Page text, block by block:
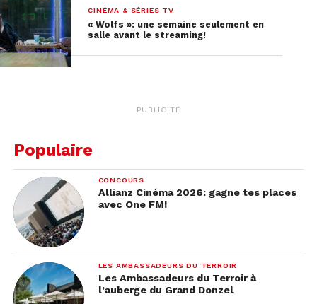
CINÉMA & SÉRIES TV
« Wolfs »: une semaine seulement en
salle avant le streaming!
PUBLICITÉ
Populaire
CONCOURS
Allianz Cinéma 2026: gagne tes places
avec One FM!
LES AMBASSADEURS DU TERROIR
Les Ambassadeurs du Terroir à
l’auberge du Grand Donzel